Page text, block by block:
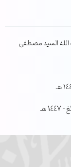
الله السيد مصطفى
هـ